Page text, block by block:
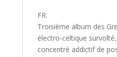
FR:
Troisième album des
électro-celtique survolté,
concentré addictif de